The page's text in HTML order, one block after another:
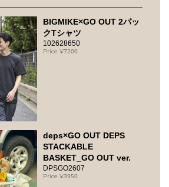
BIGMIKE×GO OUT 2パッ
クTシャツ
102628650
7200
deps×GO OUT DEPS
STACKABLE
BASKET_GO OUT ver.
DPSGO2607
3950